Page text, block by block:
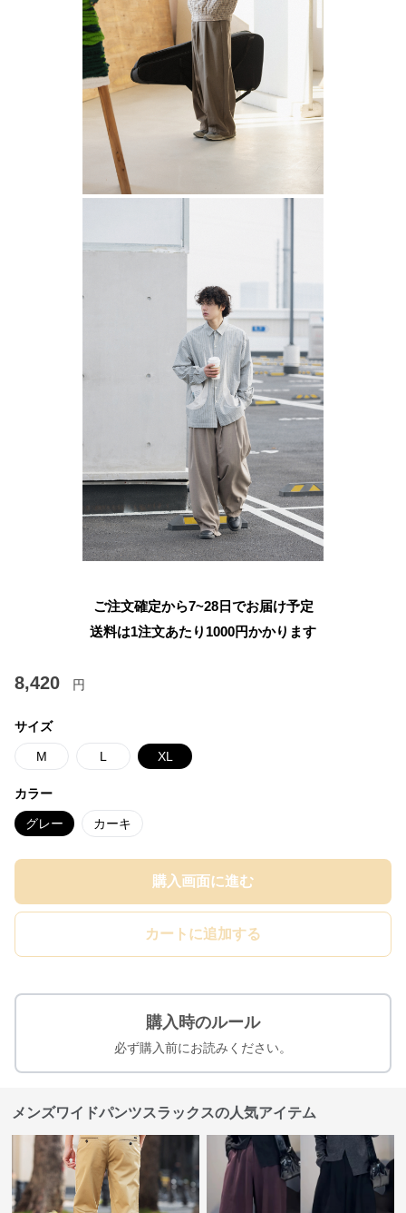
ご注文確定から7~28日でお届け予定
送料は1注文あたり 1000円かかります
8,420 円
サイズ
M L XL
カラー
グレー カーキ
購入画面に進む
カートに追加する
購入時のルール
必ず購入前にお読みください。
メンズワイドパンツスラックスの人気アイテム